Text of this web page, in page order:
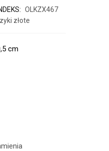
OLKZX467
złote
cm